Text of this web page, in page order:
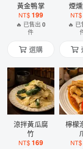
黃金鴨掌
NT$ 199
🔥 已售出0
件
選購
煙
NT$
🔥
涼拌黃瓜腐
竹
NT$ 169
檸檬
NT$